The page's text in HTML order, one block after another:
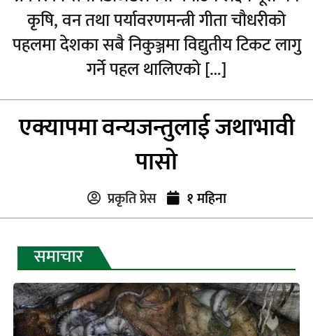
कृषि, वन तथा पर्यावरणमन्त्री गीता चौधरीको
पहलमा देशका सबै निकुञ्जमा विद्युतीय टिकट लागु
गर्ने पहल थालिएको […]
एक्यापमा वन्यजन्तुलाई जथाभावी
पासो
प्रकृति प्रेस १ महिना